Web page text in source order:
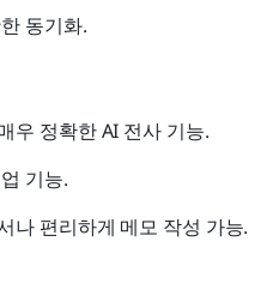
동기화.
우 정확한 AI 전사 기능.
기능.
나 편리하게 메모 작성 가능.